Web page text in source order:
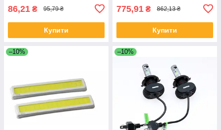
86,21 ₴ 95,79 ₴
Купити
775,91 ₴ 862,13 ₴
Купити
–10% –10%